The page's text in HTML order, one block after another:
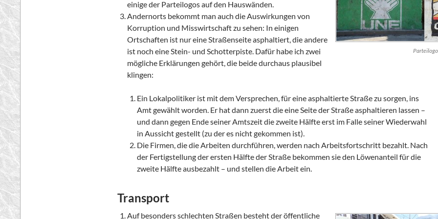
einige der Parteilogos auf den Hauswänden.
Andernorts bekommt man auch die Auswirkungen von
Korruption und Misswirtschaft zu sehen: In einigen
Ortschaften ist nur eine Straßenseite asphaltiert, die andere
ist noch eine Stein- und Schotterpiste. Dafür habe ich zwei
mögliche Erklärungen gehört, die beide durchaus plausibel
klingen:
Ein Lokalpolitiker ist mit dem Versprechen, für eine asphaltierte Straße zu sorgen, ins
Amt gewählt worden. Er hat dann zuerst die eine Seite der Straße asphaltieren lassen –
und dann gegen Ende seiner Amtszeit die zweite Hälfte erst im Falle seiner Wiederwahl
in Aussicht gestellt (zu der es nicht gekommen ist).
Die Firmen, die die Arbeiten durchführen, werden nach Arbeitsfortschritt bezahlt. Nach
der Fertigstellung der ersten Hälfte der Straße bekommen sie den Löwenanteil für die
zweite Hälfte ausbezahlt – und stellen die Arbeit ein.
Transport
Auf besonders schlechten Straßen besteht der öffentliche